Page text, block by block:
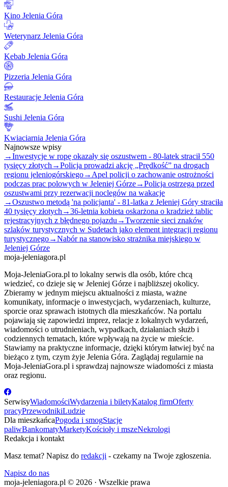
Kino Jelenia Góra
Weterynarz Jelenia Góra
Kebab Jelenia Góra
Pizzeria Jelenia Góra
Restauracje Jelenia Góra
Sushi Jelenia Góra
Kwiaciarnia Jelenia Góra
Najnowsze wpisy
→Inwestycje w ropę okazały się oszustwem - 80-latek stracił 550
tysięcy złotych →Policja prowadzi akcję „Prędkość” na drogach
regionu jeleniogórskiego→ Apel policji o zachowanie ostrożności
podczas prac polowych w Jeleniej Górze→Policja ostrzega przed
oszustwami przy rezerwacji noclegów na wakacje
→Oszustwo metodą 'na policjanta' - 81-latka z Jeleniej Góry straciła
40 tysięcy złotych →36-letnia kobieta oskarżona o kradzież tablic
rejestracyjnych z błędnego pojazdu →Tworzenie sieci znaków
szlaków turystycznych w Sudetach jako element integracji regionu
turystycznego→Nabór na stanowisko strażnika miejskiego w
Jeleniej Górze
moja-jeleniagora.pl
Moja-JeleniaGora.pl to lokalny serwis dla osób, które chcą
wiedzieć, co dzieje się w Jeleniej Górze i najbliższej okolicy.
Zbieramy w jednym miejscu aktualności z miasta, ważne
komunikaty, informacje o inwestycjach, wydarzeniach, kulturze,
sporcie oraz sprawach istotnych dla mieszkańców. Na portalu
pojawiają się zapowiedzi imprez, relacje z lokalnych wydarzeń,
wiadomości o utrudnieniach, wypadkach, działaniach służb i
codziennych tematach, które wpływają na życie w mieście.
Stawiamy na praktyczne informacje, dzięki którym łatwiej być na
bieżąco z tym, czym żyje Jelenia Góra. Zaglądaj regularnie na
Moja-JeleniaGora.pl i sprawdzaj najnowsze wiadomości z miasta
oraz regionu.
SerwisyWiadomościWydarzenia i biletyKatalog firmOferty
pracyPrzewodnikiLudzie
Dla mieszkańcaPogoda i smogStacje
paliwBankomatyMarketyKościoły i mszeNekrologi
Redakcja i kontakt
Masz temat? Napisz do redakcji - czekamy na Twoje zgłoszenia.
Napisz do nas
moja-jeleniagora.pl © 2026 · Wszelkie prawa